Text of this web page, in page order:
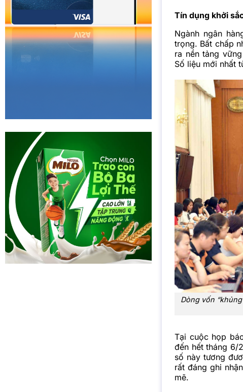
Tín dụng khởi
Ngành ngân
trọng. Bất chấp
ra nền tảng
Số liệu mới nhất
Dòng vốn
Tại cuộc họp
đến hết tháng 6/
số này tương
rất đáng ghi
mẽ.